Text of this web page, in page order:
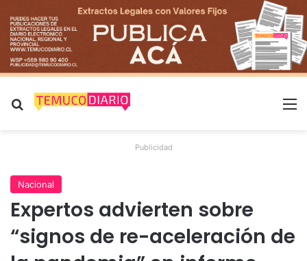
Buscar por
Publicidad
Nacional
Expertos advierten sobre
“signos de re-aceleración de